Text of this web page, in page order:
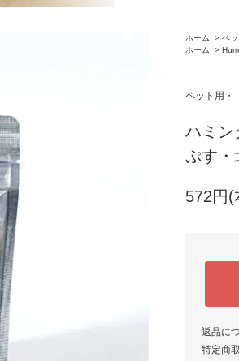
ホーム > ペ
ホーム
>
ペット用・
ハミン
ぷす・
572円(
返品に
特定商